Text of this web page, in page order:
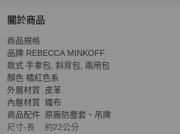
關於商品
關於REBECCA MINKOFF Paris 馬鞍包
商品規格
品牌	REBECCA MINKOFF
款式	手拿包, 斜背包, 兩用包
顏色	橘紅色系
外層材質	皮革
內層材質	織布
商品配件	原廠防塵套、吊牌
尺寸-長	約22公分